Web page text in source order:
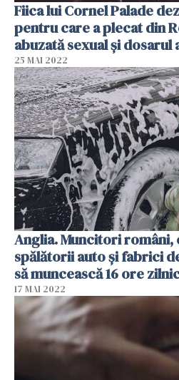
Fiica lui Cornel Palade
pentru care a plecat din
abuzată sexual și dosarul
25 MAI 2022
Anglia. Muncitori români,
spălătorii auto și fabrici
să muncească 16 ore
17 MAI 2022